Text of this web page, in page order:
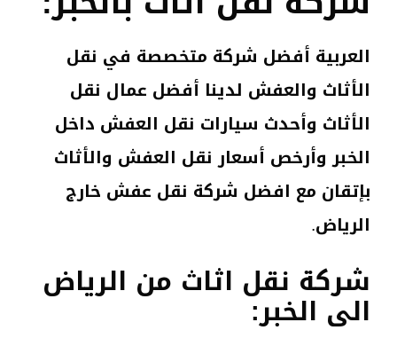
العربية أفضل شركة متخصصة في نقل
الأثاث والعفش لدينا أفضل عمال نقل
الأثاث وأحدث سيارات نقل العفش داخل
الخبر وأرخص أسعار نقل العفش والأثاث
بإتقان مع افضل شركة نقل عفش خارج
الرياض.
شركة نقل اثاث من الرياض
الى الخبر: